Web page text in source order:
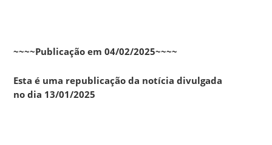
~~~~Publicação em 04/02/2025~~~~
Esta é uma republicação da notícia divulgada
no dia 13/01/2025